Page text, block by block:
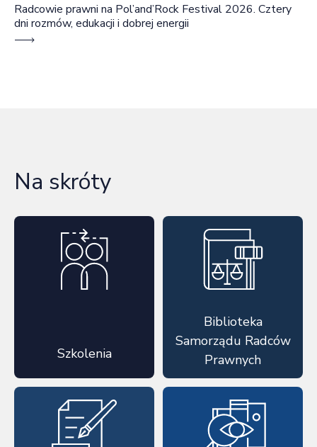
Radcowie prawni na Pol’and’Rock Festival 2026. Cztery
dni rozmów, edukacji i dobrej energii
Na skróty
Szkolenia
Biblioteka
Samorządu Radców
Prawnych